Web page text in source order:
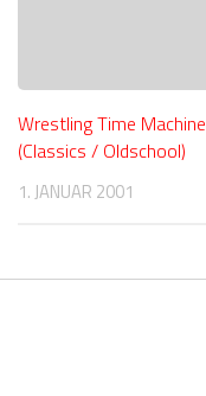
Wrestling Time Machine
(Classics / Oldschool)
1. JANUAR 2001